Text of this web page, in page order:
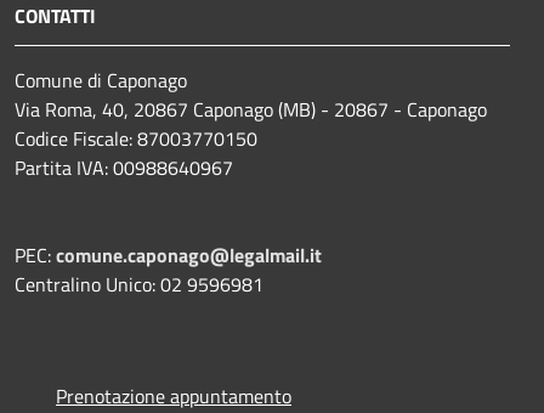
CONTATTI
Comune di Caponago
Via Roma, 40, 20867 Caponago (MB) - 20867 - Caponago
Codice Fiscale: 87003770150
Partita IVA: 00988640967
PEC:comune.caponago@legalmail.it
Centralino Unico: 02 9596981
Prenotazione appuntamento